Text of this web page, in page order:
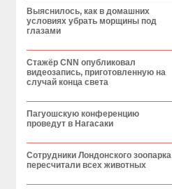
Выяснилось, как в домашних
условиях убрать морщины под
глазами
Стажёр CNN опубликовал
видеозапись, приготовленную на
случай конца света
Пагуошскую конференцию
проведут в Нагасаки
Сотрудники Лондонского зоопарка
пересчитали всех животных